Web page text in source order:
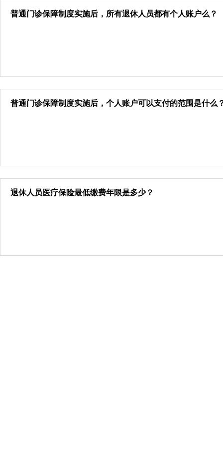
普通门诊保障制度实施后，所有退休人员都有个人账户么？
普通门诊保障制度实施后，个人账户可以支付的范围是什么
退休人员医疗保险最低缴费年限是多少？